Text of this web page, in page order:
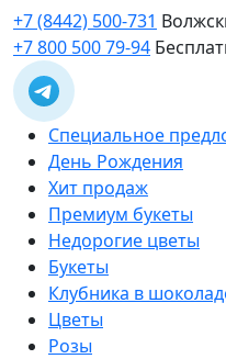
+7 (8442) 500-731
+7 800 500 79-94
Специальное
День Рождения
Хит продаж
Премиум букеты
Недорогие цветы
Букеты
Клубника в
Цветы
Розы